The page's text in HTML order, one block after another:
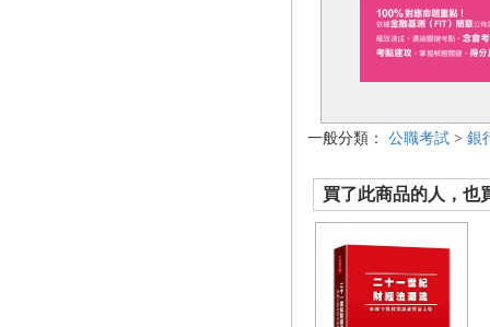
一般分類： 公職考試 > 銀
買了此商品的人，也